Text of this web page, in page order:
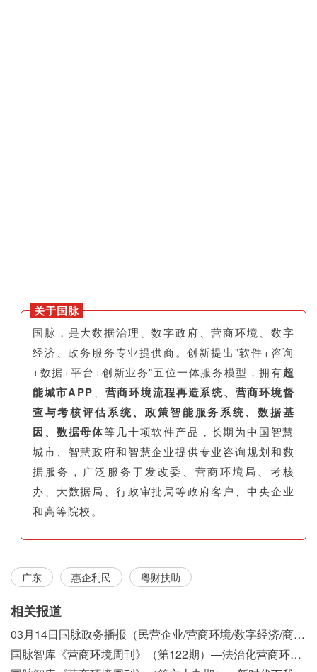
关于国脉
国脉，是大数据治理、数字政府、营商环境、数字
经济、政务服务专业提供商。创新提出"软件+咨询
+数据+平台+创新业务"五位一体服务模型，拥有超
能城市APP、 营商环境流程再造系统、营商环境督
查与考核评估系统、政策智能服务系统、数据基
因、数据母体等几十项软件产品，长期为中国智慧
城市、智慧政府和智慧企业提供专业咨询规划和数
据服务，广泛服务于发改委、营商环境局、考核
办、大数据局、行政审批局等政府客户、中央企业
和高等院校。
广东 惠企利民 粤财扶助
相关报道
03月14日国脉政务播报（民营企业/营商环境/数字经济/商事制度改革）
国脉智库《营商环境周刊》（第122期）—法治化营商环境视域下我国行政执法公示制度浅析